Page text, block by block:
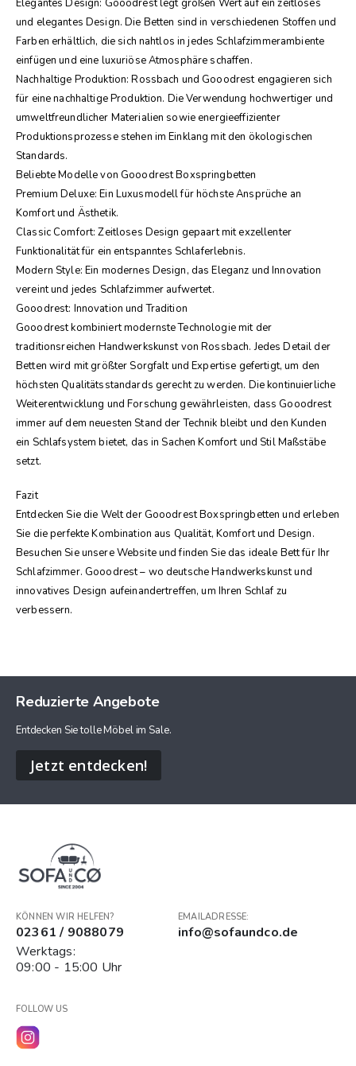
Elegantes Design: Gooodrest legt großen Wert auf ein zeitloses
und elegantes Design. Die Betten sind in verschiedenen Stoffen und
Farben erhältlich, die sich nahtlos in jedes Schlafzimmerambiente
einfügen und eine luxuriöse Atmosphäre schaffen.
Nachhaltige Produktion: Rossbach und Gooodrest engagieren sich
für eine nachhaltige Produktion. Die Verwendung hochwertiger und
umweltfreundlicher Materialien sowie energieeffizienter
Produktionsprozesse stehen im Einklang mit den ökologischen
Standards.
Beliebte Modelle von Gooodrest Boxspringbetten
Premium Deluxe: Ein Luxusmodell für höchste Ansprüche an
Komfort und Ästhetik.
Classic Comfort: Zeitloses Design gepaart mit exzellenter
Funktionalität für ein entspanntes Schlaferlebnis.
Modern Style: Ein modernes Design, das Eleganz und Innovation
vereint und jedes Schlafzimmer aufwertet.
Gooodrest: Innovation und Tradition
Gooodrest kombiniert modernste Technologie mit der
traditionsreichen Handwerkskunst von Rossbach. Jedes Detail der
Betten wird mit größter Sorgfalt und Expertise gefertigt, um den
höchsten Qualitätsstandards gerecht zu werden. Die kontinuierliche
Weiterentwicklung und Forschung gewährleisten, dass Gooodrest
immer auf dem neuesten Stand der Technik bleibt und den Kunden
ein Schlafsystem bietet, das in Sachen Komfort und Stil Maßstäbe
setzt.
Fazit
Entdecken Sie die Welt der Gooodrest Boxspringbetten und erleben
Sie die perfekte Kombination aus Qualität, Komfort und Design.
Besuchen Sie unsere Website und finden Sie das ideale Bett für Ihr
Schlafzimmer. Gooodrest – wo deutsche Handwerkskunst und
innovatives Design aufeinandertreffen, um Ihren Schlaf zu
verbessern.
Reduzierte Angebote
Entdecken Sie tolle Möbel im Sale.
Jetzt entdecken!
KÖNNEN WIR HELFEN?
02361 / 9088079
Werktags:
09:00 - 15:00 Uhr
EMAILADRESSE:
info@sofaundco.de
FOLLOW US